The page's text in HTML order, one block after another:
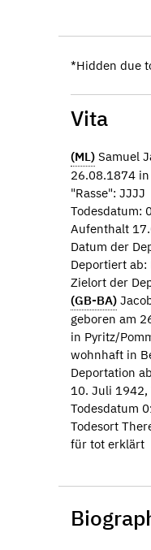
*Hidden due
Vita
(ML) Samuel
26.08.1874
"Rasse": JJJJ
Todesdatum:
Aufenthalt
Datum der
Deportiert ab:
Zielort der
(GB-BA)
geboren am
in Pyritz/
wohnhaft in
Deportation
10. Juli 1942,
Todesdatum
Todesort
für tot erklärt